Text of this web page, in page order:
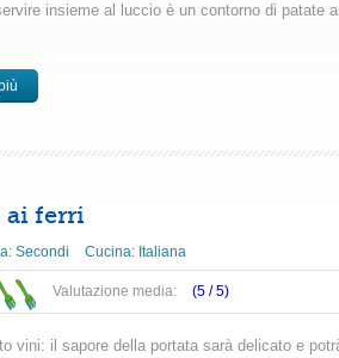
insieme al luccio è un contorno di patate
ai ferri
Secondi Cucina: Italiana
Valutazione media: (5 /5)
vini: il sapore della portata sarà delicato e